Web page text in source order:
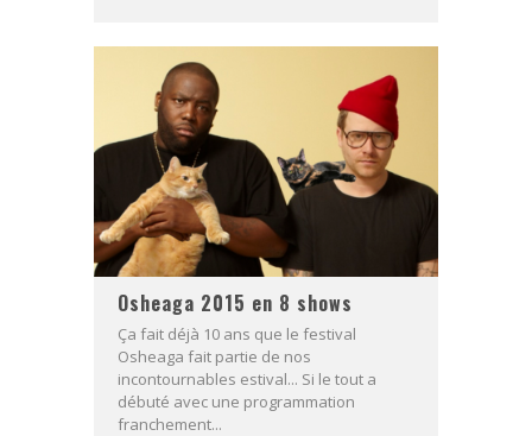
Osheaga 2015 en 8 shows
Ça fait déjà 10 ans que le festival
Osheaga fait partie de nos
incontournables estival... Si le tout a
débuté avec une programmation
franchement...